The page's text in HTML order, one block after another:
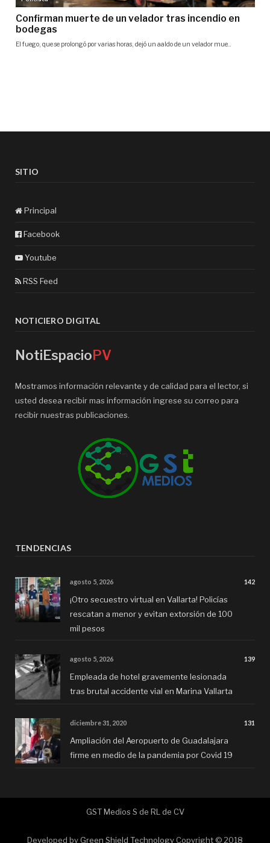
SITIO
Principal
Facebook
Youtube
RSS Feed
NOTICIERO DIGITAL
NotiEspacioPV
Mostramos información relevante y de calidad para el lector, si
usted desea recibir mas información ingrese su correo para
recibir nuestras publicaciones.
TENDENCIAS
agosto 5, 2026 142
¡Otro secuestro virtual en Vallarta! Policías
rescatan a menor y evitan extorsión de 100
mil pesos
agosto 5, 2026 139
Empleada de hotel gravemente lesionada
tras brutal accidente vial en Marina Vallarta
diciembre 31, 2020 131
Ampliación del Aeropuerto de Guadalajara
firme en medio de la pandemia por Covid 19
GST Medios S de RL de CV
Developed by Green Shield Technology Copyright © 2018